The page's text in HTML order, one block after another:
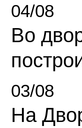
04/08
Во
03/08
На